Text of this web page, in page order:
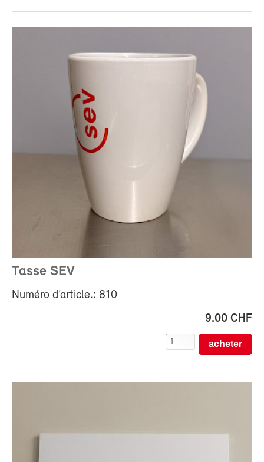
Tasse SEV
Numéro d’article.: 810
9.00 CHF